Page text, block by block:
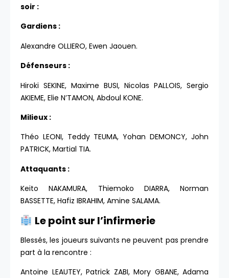
soir :
Gardiens :
Alexandre OLLIERO, Ewen Jaouen.
Défenseurs :
Hiroki SEKINE, Maxime BUSI, Nicolas PALLOIS, Sergio
AKIEME, Elie N’TAMON, Abdoul KONE.
Milieux :
Théo LEONI, Teddy TEUMA, Yohan DEMONCY, John
PATRICK, Martial TIA.
Attaquants :
Keito NAKAMURA, Thiemoko DIARRA, Norman
BASSETTE, Hafiz IBRAHIM, Amine SALAMA.
Le point sur l’infirmerie
Blessés, les joueurs suivants ne peuvent pas prendre
part à la rencontre :
Antoine LEAUTEY, Patrick ZABI, Mory GBANE, Adama